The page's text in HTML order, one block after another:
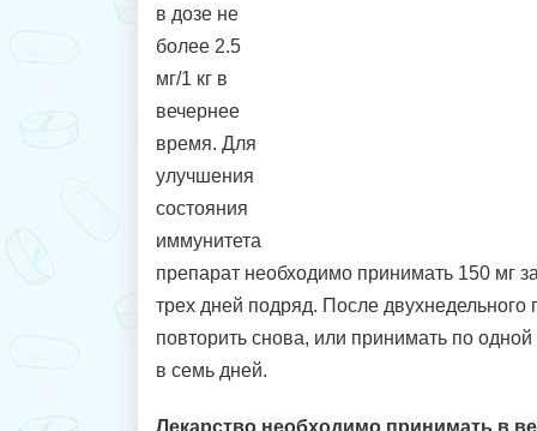
в дозе не
более 2.5
мг/1 кг в
вечернее
время. Для
улучшения
состояния
иммунитета
препарат необходимо принимать 150 мг
трех дней подряд. После двухнедельного
повторить снова, или принимать по
в семь дней.
Лекарство необходимо принимать в